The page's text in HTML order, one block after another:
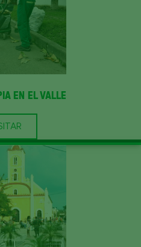
EN EL VALLE